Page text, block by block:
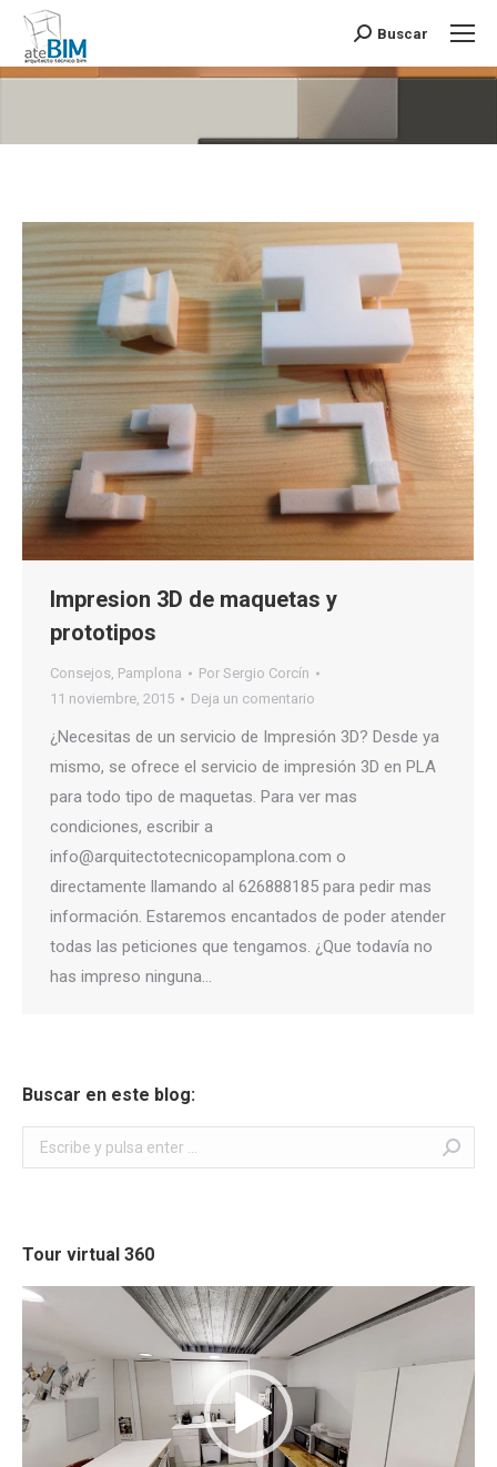
Buscar:
Buscar
Impresion 3D de maquetas y
prototipos
Consejos, Pamplona Por Sergio Corcín
11 noviembre, 2015
Deja un comentario
¿Necesitas de un servicio de Impresión 3D? Desde ya
mismo, se ofrece el servicio de impresión 3D en PLA
para todo tipo de maquetas. Para ver mas
condiciones, escribir a
info@arquitectotecnicopamplona.com o
directamente llamando al 626888185 para pedir mas
información. Estaremos encantados de poder atender
todas las peticiones que tengamos. ¿Que todavía no
has impreso ninguna…
Buscar en este blog:
Buscar:
Tour virtual 360
Reproductor